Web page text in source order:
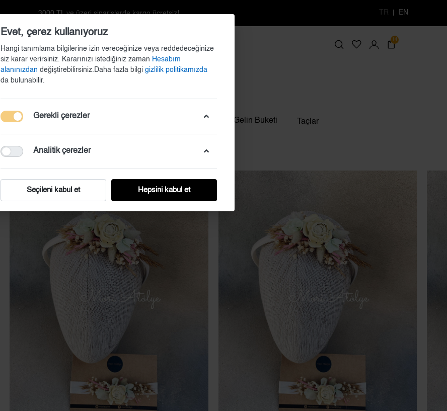
3000 TL ve üzeri siparişlerde kargo ücretsiz! TR EN
14
Kapı Süsü Doğum Setleri Gelin Buketi Taçlar
Evet, çerez kullanıyoruz
Hangi tanımlama bilgilerine izin vereceğinize veya reddedeceğinize
siz karar verirsiniz. Kararınızı istediğiniz zaman Hesabım
alanınızdan değiştirebilirsiniz.Daha fazla bilgi gizlilik politikamızda
da bulunabilir.
Gerekli çerezler
Analitik çerezler
Seçileni kabul et Hepsini kabul et